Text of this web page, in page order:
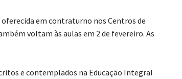
em contraturno nos Centros de
voltam às aulas em 2 de fevereiro. As
e contemplados na Educação Integral